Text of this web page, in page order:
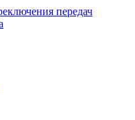
передач